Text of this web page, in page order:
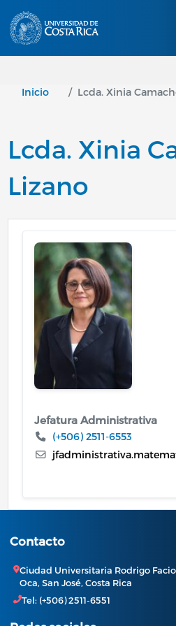
Inicio Lcda. Xinia
Lcda. Xinia
Lizano
Image
Jefatura Administrativa
(+506) 2511-6553
Contacto
Ciudad Universitaria Rodrigo
Oca, San José, Costa Rica
Tel: (+506) 2511-6551